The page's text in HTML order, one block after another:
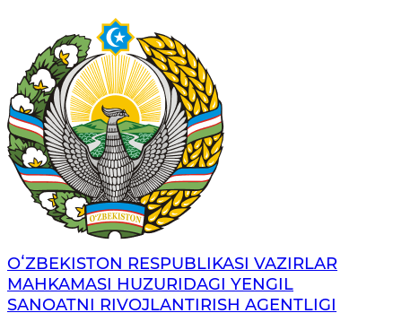
OʻZBEKISTON RESPUBLIKASI VAZIRLAR
MAHKAMASI HUZURIDAGI YENGIL
SANOATNI RIVOJLANTIRISH AGENTLIGI